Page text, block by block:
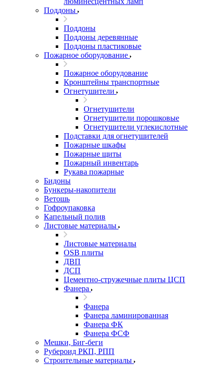
Поддоны
Поддоны
Поддоны деревянные
Поддоны пластиковые
Пожарное оборудование
Пожарное оборудование
Кронштейны транспортные
Огнетушители
Огнетушители
Огнетушители порошковые
Огнетушители углекислотные
Подставки для огнетушителей
Пожарные шкафы
Пожарные щиты
Пожарный инвентарь
Рукава пожарные
Бидоны
Бункеры-накопители
Ветошь
Гофроупаковка
Капельный полив
Листовые материалы
Листовые материалы
OSB плиты
ДВП
ДСП
Цементно-стружечные плиты ЦСП
Фанера
Фанера
Фанера ламинированная
Фанера ФК
Фанера ФСФ
Мешки, Биг-беги
Рубероид РКП, РПП
Строительные материалы